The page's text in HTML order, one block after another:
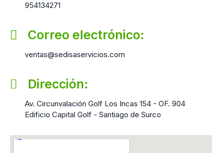
954134271
Correo electrónico:
ventas@sedisaservicios.com
Dirección:
Av. Circunvalación Golf Los Incas 154 - OF. 904
Edificio Capital Golf - Santiago de Surco